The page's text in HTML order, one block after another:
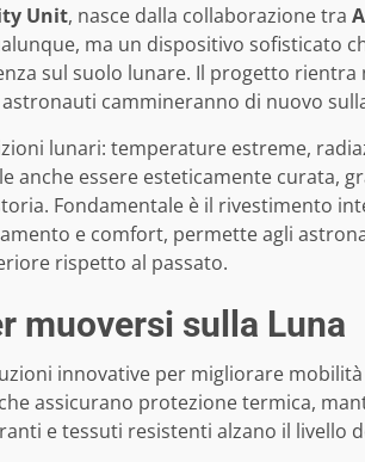
Unit, nasce dalla collaborazione tra
ma un dispositivo sofisticato
sul suolo lunare. Il progetto rientra
cammineranno di nuovo
lunari: temperature estreme,
anche essere esteticamente curata,
Fondamentale è il rivestimento
e comfort, permette agli
rispetto al passato.
muoversi sulla Luna
innovative per migliorare mobilità
assicurano protezione termica,
e tessuti resistenti alzano il livello